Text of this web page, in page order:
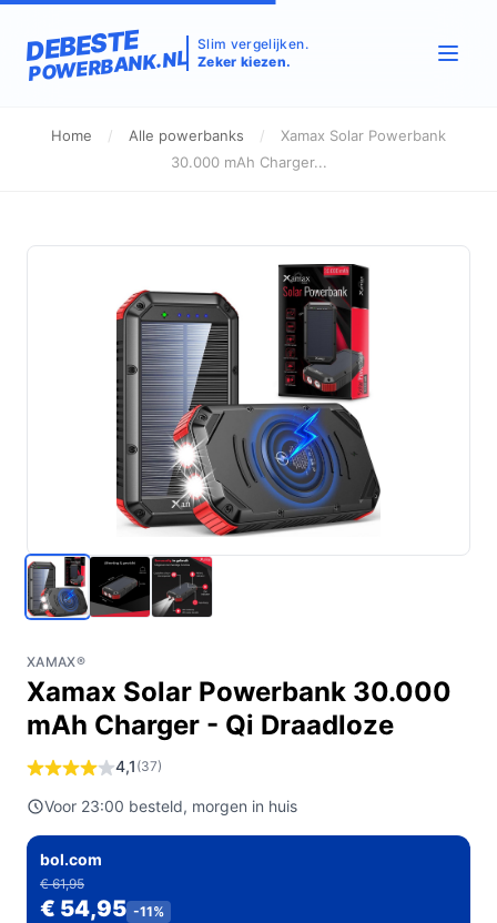
DEBESTE
POWERBANK.NL
Slim vergelijken.
Zeker kiezen.
Home / Alle powerbanks /
Xamax Solar Powerbank
30.000 mAh Charger...
XAMAX®
Xamax Solar Powerbank 30.000
mAh Charger - Qi Draadloze
4,1 (37)
Voor 23:00 besteld, morgen in huis
bol.com
€ 61,95
€ 54,95 -11%